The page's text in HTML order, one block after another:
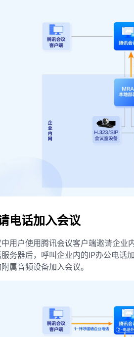
电话加入会议
用户使用腾讯会议客户端邀请企业
服务器后，呼叫企业内的IP办公电话
附属音频设备加入会议。